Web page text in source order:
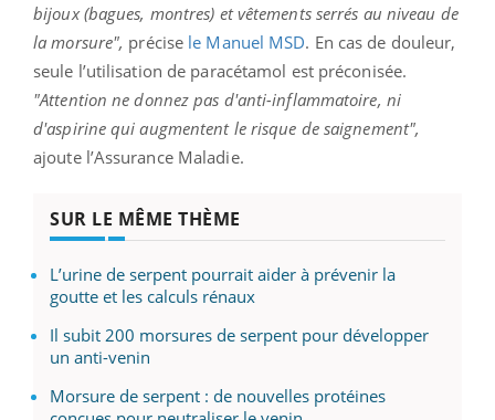
bijoux (bagues, montres) et vêtements serrés au niveau de
la morsure", précise le Manuel MSD. En cas de douleur,
seule l’utilisation de paracétamol est préconisée.
"Attention ne donnez pas d'anti-inflammatoire, ni
d'aspirine qui augmentent le risque de saignement",
ajoute l’Assurance Maladie.
SUR LE MÊME THÈME
L’urine de serpent pourrait aider à prévenir la
goutte et les calculs rénaux
Il subit 200 morsures de serpent pour développer
un anti-venin
Morsure de serpent : de nouvelles protéines